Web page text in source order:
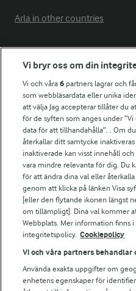
Arla in other countries
Fler Arlasajter
För ägare
Arlas kundportal
Arla.com
Falbygdens Ost
Arla webbshop
Bildbank
Följ oss
Vi bryr oss om din
Vi och våra6 partners lagrar och
som webbläsardata eller unika
att välja Jag accepterar tillåter du
för de syften som anges under
data för att tillhandahålla”. . Om
återkallar ditt samtycke
inaktiverade kan visst innehåll
vara mindre relevanta för dig. Du
för att ändra dina val eller
genom att klicka på länken Visa
[eller den flytande ikonen längst
om tillämpligt]. Dina val kommer
Webbplats. Mer information finns i
integritetspolicy. Cookiepolicy
Vi och våra partners
Använda exakta uppgifter om
enhetens egenskaper för